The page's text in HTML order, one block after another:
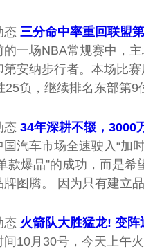
态 三分命中率重回联盟
的一场NBA常规赛中，
第安纳步行者。本场比
25负，继续排名东部第
态 34年深耕不辍，3000
国汽车市场全速驶入“加
款爆品”的成功，而是希
牌图腾。 因为只有建立
态 火箭队大胜猛龙! 变
间10月30号，今天上午